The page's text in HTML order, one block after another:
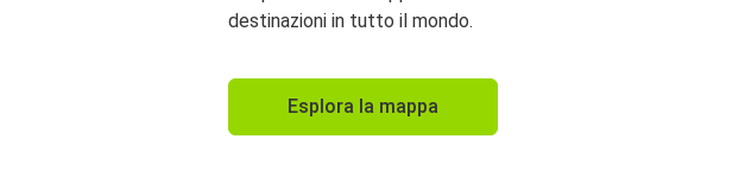
destinazioni in tutto il mondo.
Esplora la mappa